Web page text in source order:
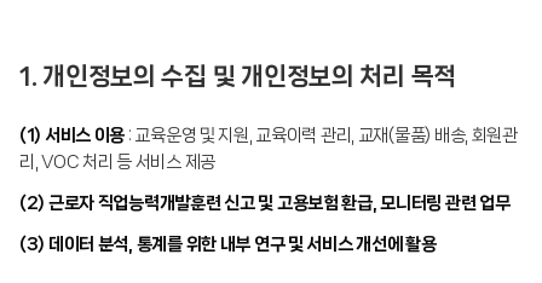
1. 개인정보의 수집 및 개인정보의 처리 목적
(1) 서비스 이용 : 교육운영 및 지원, 교육이력 관리, 교재(물품) 배송, 회원관
리, VOC 처리 등 서비스 제공
(2) 근로자 직업능력개발훈련 신고 및 고용보험 환급, 모니터링 관련 업무
(3) 데이터 분석, 통계를 위한 내부 연구 및 서비스 개선에 활용